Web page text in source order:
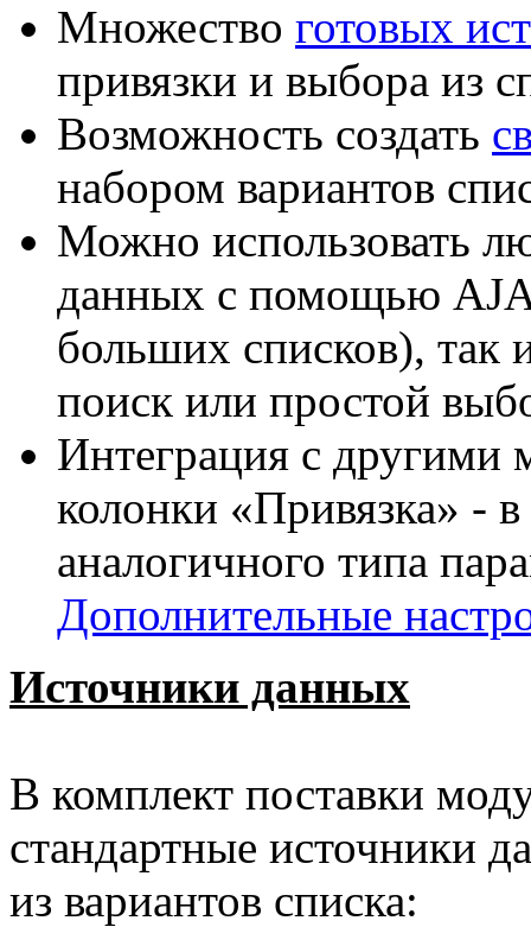
Множество готовых
привязки и выбора из
Возможность создать
набором вариантов
Можно использовать
данных с помощью
больших списков), так
поиск или простой
Интеграция с другими
колонки «Привязка» -
аналогичного типа
Дополнительные
Источники данных
В комплект поставки
стандартные источники
из вариантов списка: